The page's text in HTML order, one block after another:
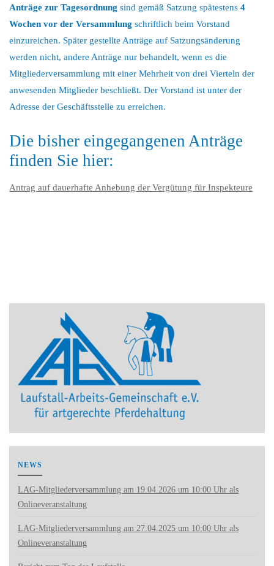
Anträge zur Tagesordnung sind gemäß Satzung spätestens4
Wochen vor der Versammlung schriftlich beim Vorstand
einzureichen. Später gestellte Anträge auf Satzungsänderung
werden nicht, andere Anträge nur behandelt, wenn es die
Mitgliederversammlung mit einer Mehrheit von drei Vierteln der
anwesenden Mitglieder beschließt. Der Vorstand ist unter der
Adresse der Geschäftsstelle zu erreichen.
Die bisher eingegangenen Anträge
finden Sie hier:
Antrag auf dauerhafte Anhebung der Vergütung für Inspekteure
NEWS
LAG-Mitgliederversammlung am 19.04.2026 um 10:00 Uhr als
Onlineveranstaltung
LAG-Mitgliederversammlung am 27.04.2025 um 10:00 Uhr als
Onlineveranstaltung